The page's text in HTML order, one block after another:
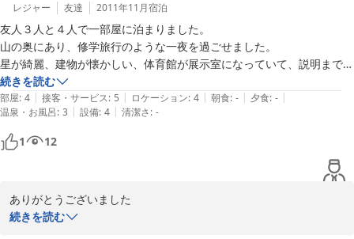
2012-05-08
レジャー 友達 2011年11月宿泊
友人３人と４人で一部屋に泊まりました。
山の奥にあり、修学旅行のような一夜を過ごせました。
星が綺麗、建物が懐かしい、体育館が展示室になっていて、説明までし
っかりしていただきました。
部屋は５人は厳しいと思います。が、４人であれば大丈夫。
部屋にはユニットバスが付いていますが、近くに温泉？銭湯？があるの
で(片道15分ほど)そちらがいいと思います。
能登は何もないからこそよかったです。また、何もないと思っていたん
続きを読む
部屋: 4 | 接客・サービス: 5 | ロケーション: 4 | 朝食: - | 夕食: - |
温泉・お風呂: 3 | 設備: 4 | 清潔さ: -
1 12
ありがとうございました
私ともは皆様のいい思い出づくりに
続きを読む